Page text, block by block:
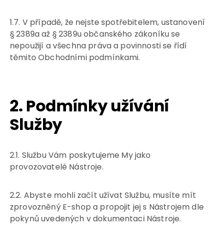
1.7. V případě, že nejste spotřebitelem, ustanovení
§ 2389a až § 2389u občanského zákoníku se
nepoužijí a všechna práva a povinnosti se řídí
těmito Obchodními podmínkami.
2. Podmínky užívání
Služby
2.1. Službu Vám poskytujeme My jako
provozovatelé Nástroje.
2.2. Abyste mohli začít užívat Službu, musíte mít
zprovozněný E-shop a propojit jej s Nástrojem dle
pokynů uvedených v dokumentaci Nástroje.